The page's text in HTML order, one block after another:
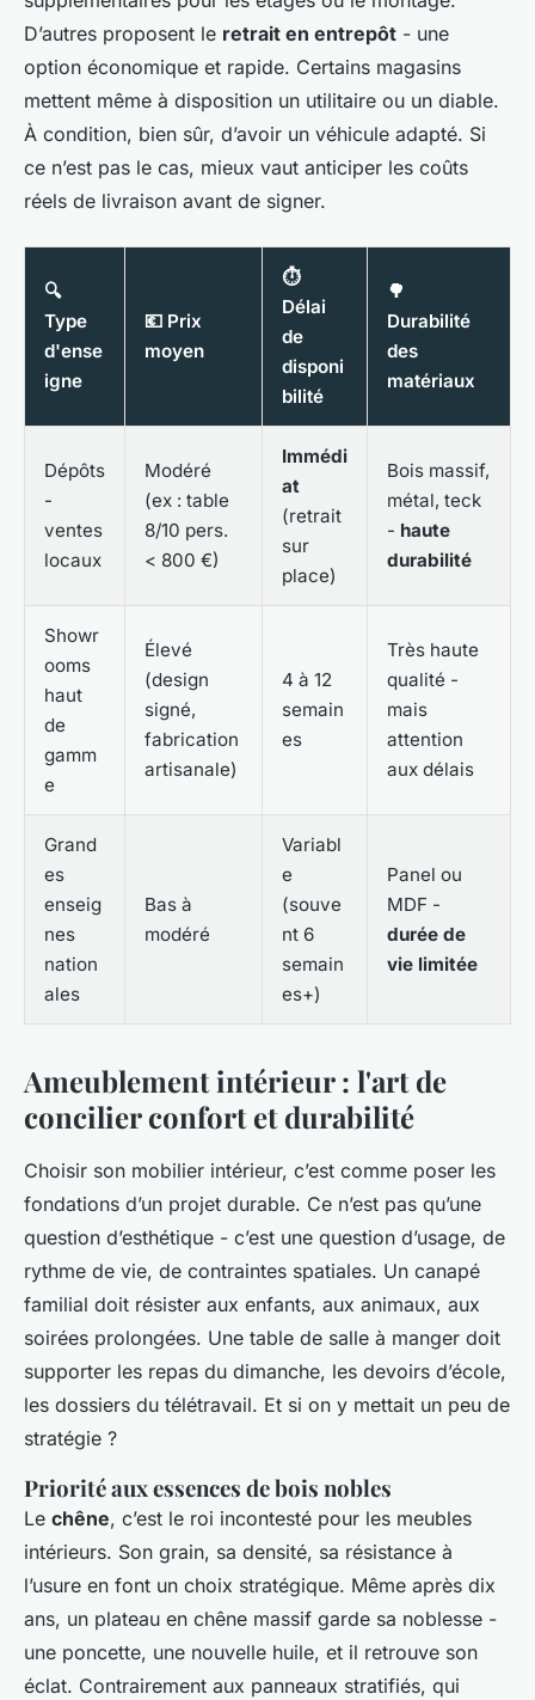
D’autres proposent le retrait en entrepôt - une
option économique et rapide. Certains magasins
mettent même à disposition un utilitaire ou un diable.
À condition, bien sûr, d’avoir un véhicule adapté. Si
ce n’est pas le cas, mieux vaut anticiper les coûts
réels de livraison avant de signer.
🔍
Type
d'ense
igne
💶 Prix
moyen
⏱
Délai
de
disponi
bilité
🌳
Durabilité
des
matériaux
Dépôts
-
ventes
locaux
Modéré
(ex : table
8/10 pers.
< 800 €)
Immédi
at
(retrait
sur
place)
Bois massif,
métal, teck
- haute
durabilité
Showr
ooms
haut
de
gamm
e
Élevé
(design
signé,
fabrication
artisanale)
4 à 12
semain
es
Très haute
qualité -
mais
attention
aux délais
Grand
es
enseig
nes
nation
ales
Bas à
modéré
Variabl
e
(souve
nt 6
semain
es+)
Panel ou
MDF -
durée de
vie limitée
Ameublement intérieur : l'art de
concilier confort et durabilité
Choisir son mobilier intérieur, c’est comme poser les
fondations d’un projet durable. Ce n’est pas qu’une
question d’esthétique - c’est une question d’usage, de
rythme de vie, de contraintes spatiales. Un canapé
familial doit résister aux enfants, aux animaux, aux
soirées prolongées. Une table de salle à manger doit
supporter les repas du dimanche, les devoirs d’école,
les dossiers du télétravail. Et si on y mettait un peu de
stratégie ?
Priorité aux essences de bois nobles
Le chêne, c’est le roi incontesté pour les meubles
intérieurs. Son grain, sa densité, sa résistance à
l’usure en font un choix stratégique. Même après dix
ans, un plateau en chêne massif garde sa noblesse -
une poncette, une nouvelle huile, et il retrouve son
éclat. Contrairement aux panneaux stratifiés, qui